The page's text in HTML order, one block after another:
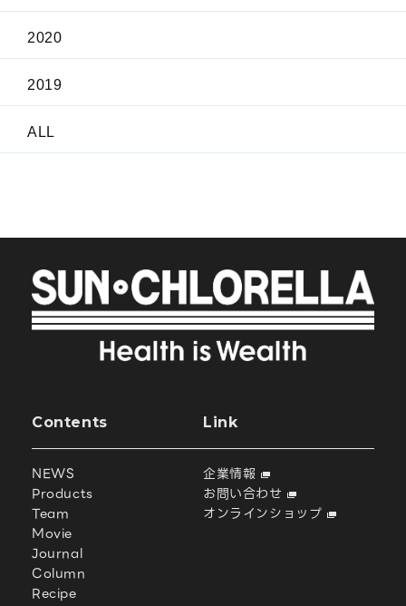
2020
2019
ALL
Contents
NEWS
Products
Team
Movie
Journal
Column
Recipe
Link
企業情報
お問い合わせ
オンラインショップ